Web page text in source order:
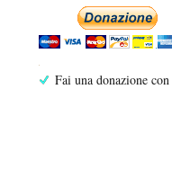
Fai una donazione con